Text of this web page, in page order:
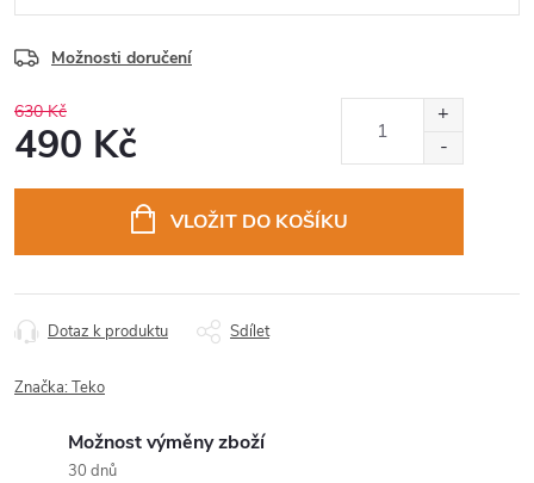
Možnosti doručení
630 Kč
490 Kč
VLOŽIT DO KOŠÍKU
Dotaz k produktu Sdílet
Značka:Teko
Možnost výměny zboží
30 dnů